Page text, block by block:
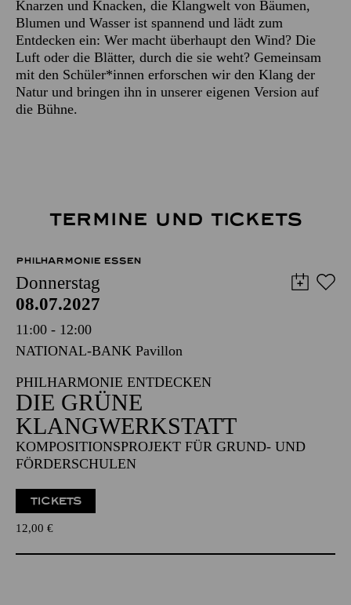
Knarzen und Knacken, die Klangwelt von Bäumen,
Blumen und Wasser ist spannend und lädt zum
Entdecken ein: Wer macht überhaupt den Wind? Die
Luft oder die Blätter, durch die sie weht? Gemeinsam
mit den Schüler*innen erforschen wir den Klang der
Natur und bringen ihn in unserer eigenen Version auf
die Bühne.
TERMINE UND TICKETS
PHILHARMONIE ESSEN
Donnerstag
08.07.2027
11:00 - 12:00
NATIONAL-BANK Pavillon
PHILHARMONIE ENTDECKEN
DIE GRÜNE
KLANGWERKSTATT
KOMPOSITIONSPROJEKT FÜR GRUND- UND
FÖRDERSCHULEN
TICKETS
12,00 €